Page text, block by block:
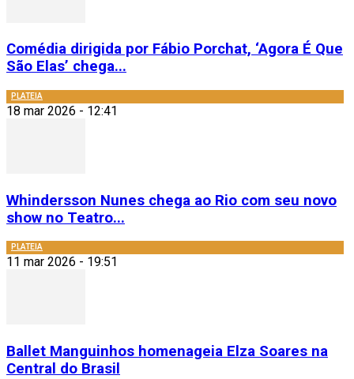
Comédia dirigida por Fábio Porchat, ‘Agora É Que
São Elas’ chega...
PLATEIA
18 mar 2026 - 12:41
Whindersson Nunes chega ao Rio com seu novo
show no Teatro...
PLATEIA
11 mar 2026 - 19:51
Ballet Manguinhos homenageia Elza Soares na
Central do Brasil